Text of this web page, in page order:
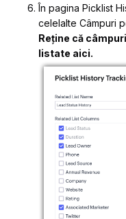
În pagina Picklist
celelalte Câmpuri
Reține că
listate aici.